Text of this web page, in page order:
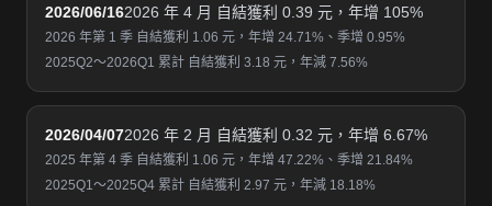
2026/06/162026 年 4 月 自結獲利 0.39 元，年增 105%
2026 年第 1 季 自結獲利 1.06 元，年增 24.71%、季增 0.95%
2025Q2～2026Q1 累計 自結獲利 3.18 元，年減 7.56%
2026/04/072026 年 2 月 自結獲利 0.32 元，年增 6.67%
2025 年第 4 季 自結獲利 1.06 元，年增 47.22%、季增 21.84%
2025Q1～2025Q4 累計 自結獲利 2.97 元，年減 18.18%